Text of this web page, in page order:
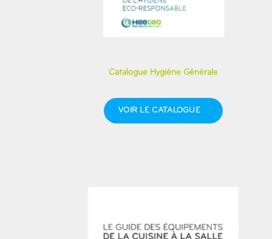
Catalogue Hygiène Générale
VOIR LE CATALOGUE